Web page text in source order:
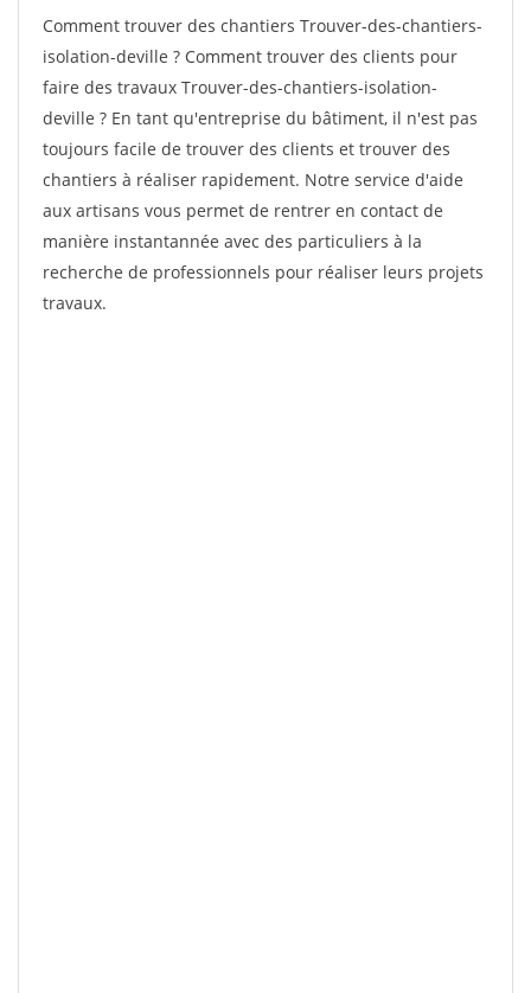
Comment trouver des chantiers Trouver-des-chantiers-
isolation-deville ? Comment trouver des clients pour
faire des travaux Trouver-des-chantiers-isolation-
deville ? En tant qu'entreprise du bâtiment, il n'est pas
toujours facile de trouver des clients et trouver des
chantiers à réaliser rapidement. Notre service d'aide
aux artisans vous permet de rentrer en contact de
manière instantannée avec des particuliers à la
recherche de professionnels pour réaliser leurs projets
travaux.